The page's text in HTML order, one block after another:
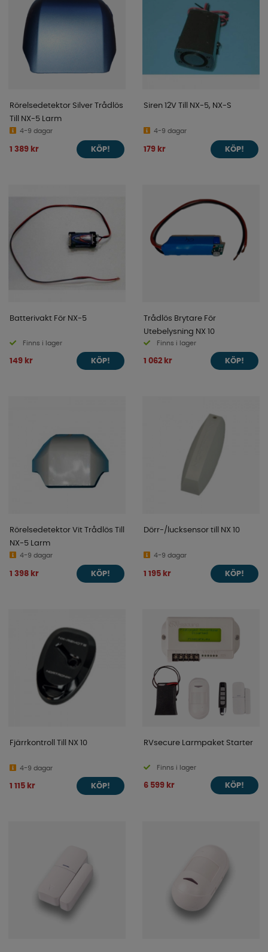
Rörelsedetektor Silver Trådlös
Till NX-5 Larm
4-9 dagar
1 389 kr KÖP!
Siren 12V Till NX-5, NX-S
4-9 dagar
179 kr KÖP!
Batterivakt För NX-5
Finns i lager
149 kr KÖP!
Trådlös Brytare För
Utebelysning NX 10
Finns i lager
1 062 kr KÖP!
Rörelsedetektor Vit Trådlös Till
NX-5 Larm
4-9 dagar
1 398 kr KÖP!
Dörr-/lucksensor till NX 10
4-9 dagar
1 195 kr KÖP!
Fjärrkontroll Till NX 10
4-9 dagar
1 115 kr KÖP!
RVsecure Larmpaket Starter
Finns i lager
6 599 kr KÖP!